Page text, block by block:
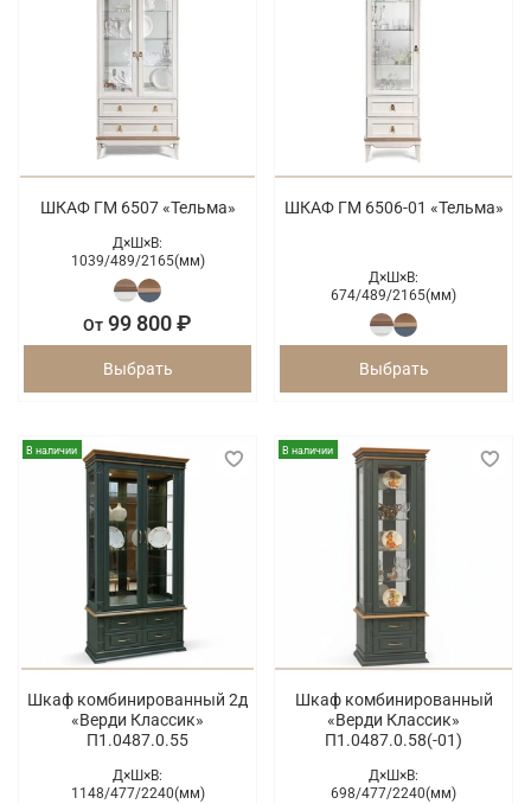
ШКАФ ГМ 6507 «Тельма»
Д×Ш×В:
1039/489/2165(мм)
От 99 800 ₽
Выбрать
ШКАФ ГМ 6506-01 «Тельма»
Д×Ш×В:
674/489/2165(мм)
Выбрать
В наличии
Шкаф комбинированный 2д
«Верди Классик»
П1.0487.0.55
Д×Ш×В:
1148/477/2240(мм)
В наличии
Шкаф комбинированный
«Верди Классик»
П1.0487.0.58(-01)
Д×Ш×В:
698/477/2240(мм)